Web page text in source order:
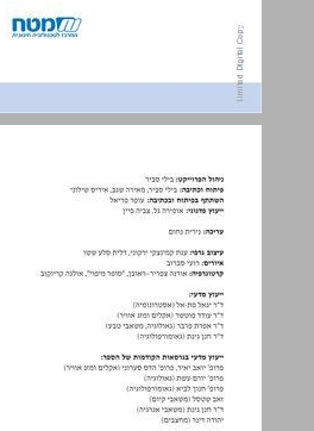
תוכן העניינים ... 3